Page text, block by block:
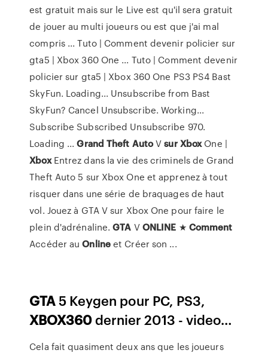
est gratuit mais sur le Live est qu'il sera gratuit
de jouer au multi joueurs ou est que j'ai mal
compris ... Tuto | Comment devenir policier sur
gta5 | Xbox 360 One ... Tuto | Comment devenir
policier sur gta5 | Xbox 360 One PS3 PS4 Bast
SkyFun. Loading... Unsubscribe from Bast
SkyFun? Cancel Unsubscribe. Working...
Subscribe Subscribed Unsubscribe 970.
Loading ...Grand Theft AutoVsur XboxOne |
XboxEntrez dans la vie des criminels de Grand
Theft Auto 5 sur Xbox One et apprenez à tout
risquer dans une série de braquages de haut
vol. Jouez à GTA V sur Xbox One pour faire le
plein d'adrénaline.GTA VONLINE ★ Comment
Accéder auOnlineet Créer son ...
GTA5 Keygen pour PC, PS3,
XBOX360dernier 2013 - video…
Cela fait quasiment deux ans que les joueurs